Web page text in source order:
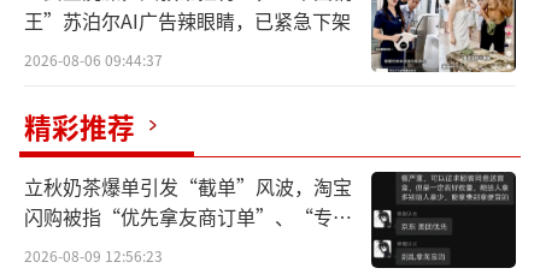
投资宝钛股份等上市公司外，他还发起设立了
三元资本，主要投资航空航天、新材料、先进
高位配售23亿港元
上市不到3年，巨子生物已公告两次配售，
融资总金额近40亿港元。
王”苏泊尔AI广告辣眼睛，已紧急下架
2026-08-06 09:44:37
精彩推荐
立秋奶茶爆单引发“截单”风波，淘宝
闪购被指“优先拿友商订单”、“专挑
贵的拿”
2026-08-09 12:56:23